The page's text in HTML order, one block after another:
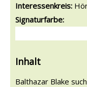
Interessenkreis:
Signaturfarbe:
Inhalt
Balthazar Blake